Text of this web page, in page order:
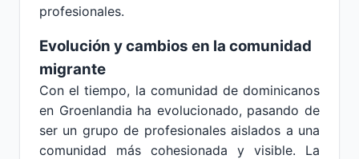
profesionales.
Evolución y cambios en la comunidad
migrante
Con el tiempo, la comunidad de dominicanos
en Groenlandia ha evolucionado, pasando de
ser un grupo de profesionales aislados a una
comunidad más cohesionada y visible. La